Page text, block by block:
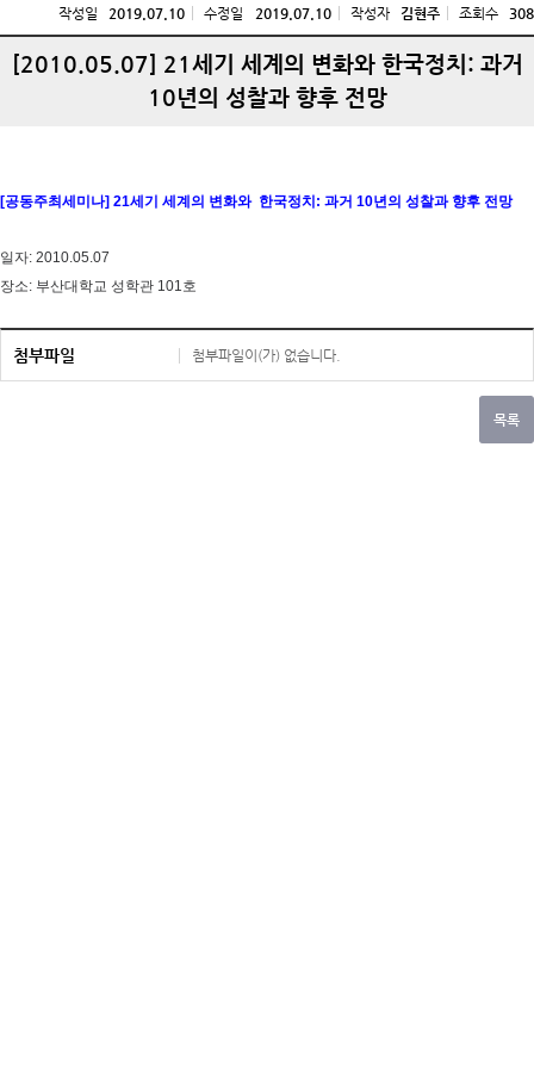
작성일 2019.07.10 수정일 2019.07.10 작성자 김현주 조회수 308
[2010.05.07] 21세기 세계의 변화와 한국정치: 과거
10년의 성찰과 향후 전망
[공동주최세미나] 21세기 세계의 변화와 한국정치: 과거 10년의 성찰과 향후 전망
일자: 2010.05.07
장소: 부산대학교 성학관 101호
첨부파일 첨부파일이(가) 없습니다.